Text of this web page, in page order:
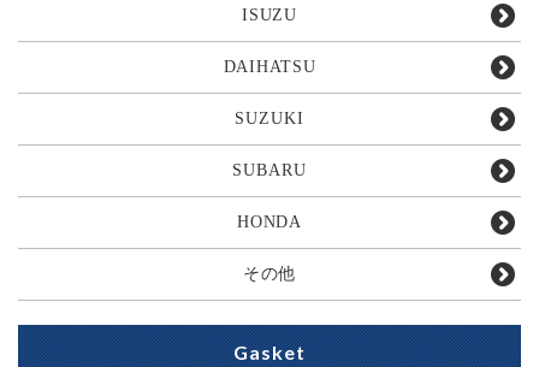
ISUZU
DAIHATSU
SUZUKI
SUBARU
HONDA
その他
Gasket